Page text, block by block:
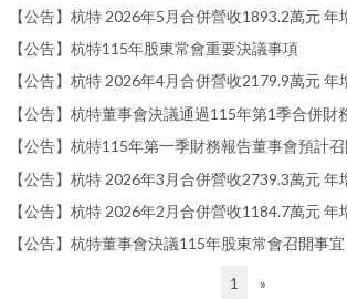
【公告】杭特115年股東常會重要決議事項
【公告】杭特董事會決議通過115年第1季合併財
【公告】杭特董事會決議115年股東常會召開事宜
1 »